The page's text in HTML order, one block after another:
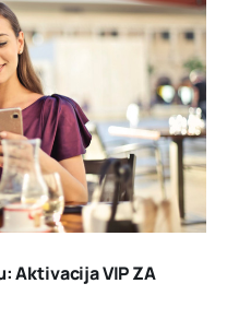
Aktivacija VIP ZA